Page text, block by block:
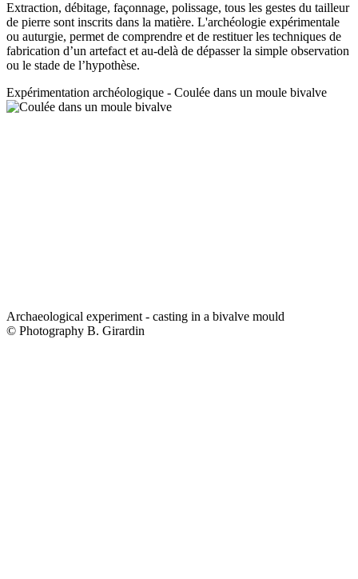
Extraction, débitage, façonnage, polissage, tous les gestes du tailleur
de pierre sont inscrits dans la matière. L'archéologie expérimentale
ou auturgie, permet de comprendre et de restituer les techniques de
fabrication d’un artefact et au-delà de dépasser la simple observation
ou le stade de l’hypothèse.
Expérimentation archéologique - Coulée dans un moule bivalve
Archaeological experiment - casting in a bivalve mould
© Photography B. Girardin